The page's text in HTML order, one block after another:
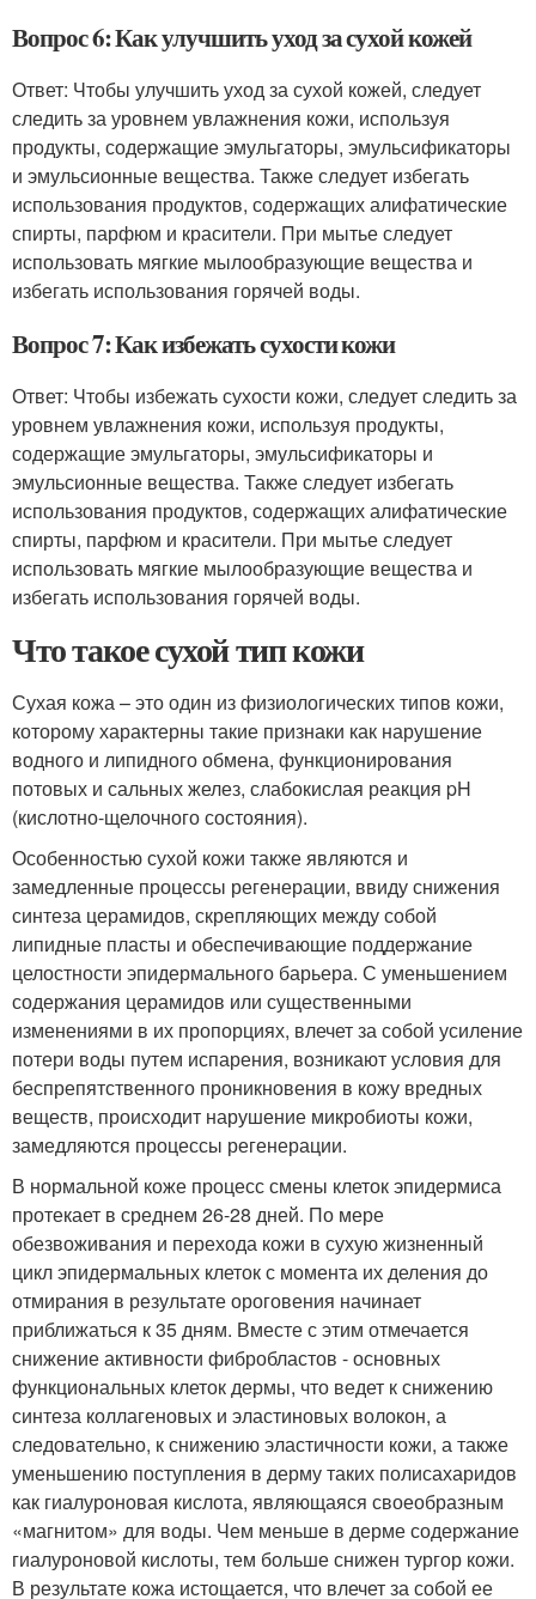
Вопрос 6: Как улучшить уход за сухой кожей
Ответ: Чтобы улучшить уход за сухой кожей, следует
следить за уровнем увлажнения кожи, используя
продукты, содержащие эмульгаторы, эмульсификаторы
и эмульсионные вещества. Также следует избегать
использования продуктов, содержащих алифатические
спирты, парфюм и красители. При мытье следует
использовать мягкие мылообразующие вещества и
избегать использования горячей воды.
Вопрос 7: Как избежать сухости кожи
Ответ: Чтобы избежать сухости кожи, следует следить за
уровнем увлажнения кожи, используя продукты,
содержащие эмульгаторы, эмульсификаторы и
эмульсионные вещества. Также следует избегать
использования продуктов, содержащих алифатические
спирты, парфюм и красители. При мытье следует
использовать мягкие мылообразующие вещества и
избегать использования горячей воды.
Что такое сухой тип кожи
Сухая кожа – это один из физиологических типов кожи,
которому характерны такие признаки как нарушение
водного и липидного обмена, функционирования
потовых и сальных желез, слабокислая реакция pH
(кислотно-щелочного состояния).
Особенностью сухой кожи также являются и
замедленные процессы регенерации, ввиду снижения
синтеза церамидов, скрепляющих между собой
липидные пласты и обеспечивающие поддержание
целостности эпидермального барьера. С уменьшением
содержания церамидов или существенными
изменениями в их пропорциях, влечет за собой усиление
потери воды путем испарения, возникают условия для
беспрепятственного проникновения в кожу вредных
веществ, происходит нарушение микробиоты кожи,
замедляются процессы регенерации.
В нормальной коже процесс смены клеток эпидермиса
протекает в среднем 26-28 дней. По мере
обезвоживания и перехода кожи в сухую жизненный
цикл эпидермальных клеток с момента их деления до
отмирания в результате ороговения начинает
приближаться к 35 дням. Вместе с этим отмечается
снижение активности фибробластов - основных
функциональных клеток дермы, что ведет к снижению
синтеза коллагеновых и эластиновых волокон, а
следовательно, к снижению эластичности кожи, а также
уменьшению поступления в дерму таких полисахаридов
как гиалуроновая кислота, являющаяся своеобразным
«магнитом» для воды. Чем меньше в дерме содержание
гиалуроновой кислоты, тем больше снижен тургор кожи.
В результате кожа истощается, что влечет за собой ее